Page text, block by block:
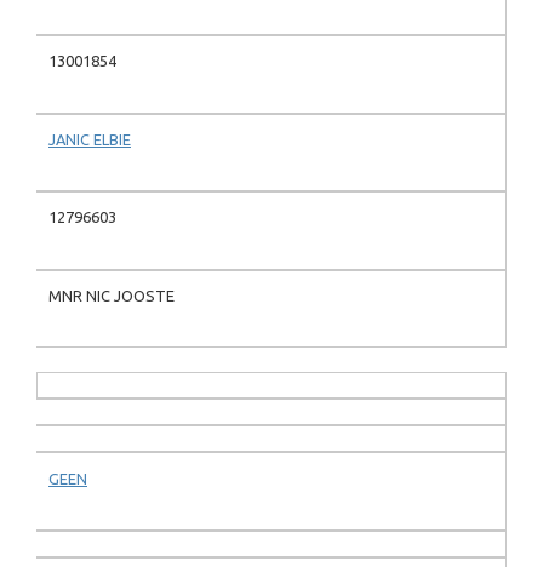
13001854
JANIC ELBIE
12796603
MNR NIC JOOSTE
GEEN